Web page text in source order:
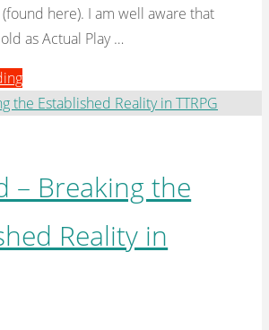
here). I am well aware that
as Actual Play …
"How
are
affecting
our
Home
Games"
– Breaking the
Reality in